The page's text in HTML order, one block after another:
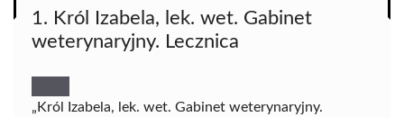
1. Król Izabela, lek. wet. Gabinet
weterynaryjny. Lecznica
„Król Izabela, lek. wet. Gabinet weterynaryjny.